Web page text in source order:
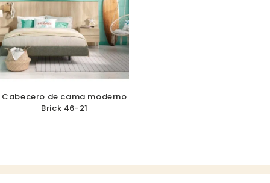
Cabecero de cama moderno
Brick 46-21